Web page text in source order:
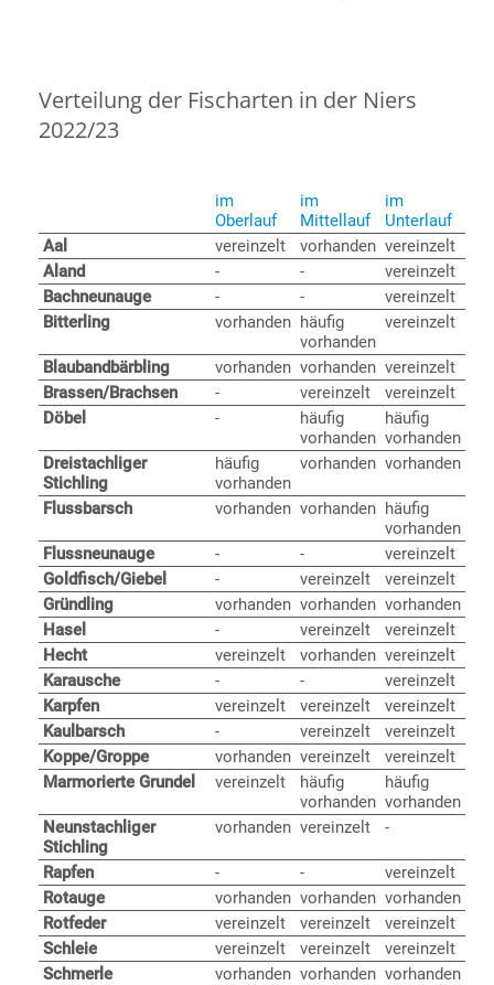
Verteilung der Fischarten in der Niers
2022/23
im
Oberlauf
im
Mittellauf
im
Unterlauf
Aal
vereinzelt vorhanden vereinzelt
Aland
- -
vereinzelt
Bachneunauge
- -
vereinzelt
Bitterling
vorhanden häufig
vorhanden
vereinzelt
Blaubandbärbling vorhanden vorhanden vereinzelt
Brassen/Brachsen
- vereinzelt
vereinzelt
Döbel
-
häufig
vorhanden
häufig
vorhanden
Dreistachliger
Stichling
häufig
vorhanden
vorhanden vorhanden
Flussbarsch vorhanden vorhanden häufig
vorhanden
Flussneunauge
- -
vereinzelt
Goldfisch/Giebel
- vereinzelt
vereinzelt
Gründling
vorhanden vorhanden vorhanden
Hasel
- vereinzelt
vereinzelt
Hecht
vereinzelt vorhanden vereinzelt
Karausche
- -
vereinzelt
Karpfen
vereinzelt vereinzelt
vereinzelt
Kaulbarsch
- vereinzelt
vereinzelt
Koppe/Groppe
vorhanden vereinzelt
vereinzelt
Marmorierte Grundel
vereinzelt
häufig
vorhanden
häufig
vorhanden
Neunstachliger
Stichling
vorhanden vereinzelt -
Rapfen - -
vereinzelt
Rotauge
vorhanden vorhanden vorhanden
Rotfeder
vereinzelt vereinzelt
vereinzelt
Schleie
vereinzelt vereinzelt
vereinzelt
Schmerle
vorhanden vorhanden vorhanden